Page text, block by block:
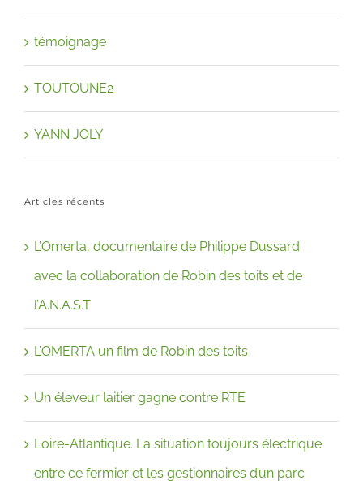
témoignage
TOUTOUNE2
YANN JOLY
Articles récents
L’Omerta, documentaire de Philippe Dussard
avec la collaboration de Robin des toits et de
l’A.N.A.S.T
L’OMERTA un film de Robin des toits
Un éleveur laitier gagne contre RTE
Loire-Atlantique. La situation toujours électrique
entre ce fermier et les gestionnaires d’un parc